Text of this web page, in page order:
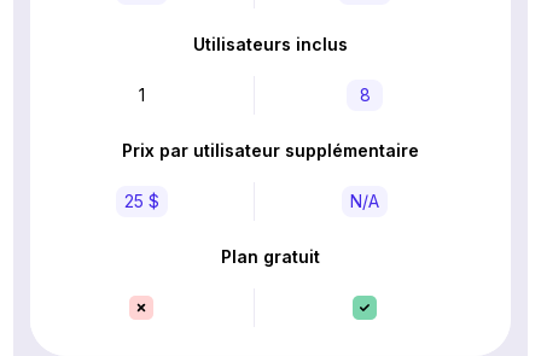
Utilisateurs inclus
1 8
Prix par utilisateur supplémentaire
25 $ N/A
Plan gratuit